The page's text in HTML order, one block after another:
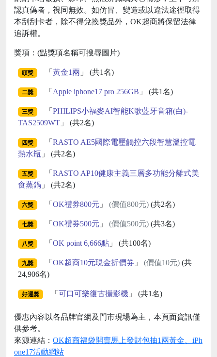
認真偽者，視同無效。如仿冒、變造或以違法途徑取得
本刮刮卡者，除不得兌換獎品外，OK超商將保留法律
追訴權。
獎項：(點獎項名稱可搜尋圖片)
頭獎 「 黃金1兩 」 (共1名)
二獎 「 Apple iphone17 pro 256GB 」 (共1名)
三獎 「 PHILIPS小福麥AI智能K歌藍牙音箱(白)-
TAS2509WT 」 (共2名)
四獎 「 RASTO AE5國際電壓觸控六段智慧溫控電
熱水瓶 」 (共2名)
五獎 「 RASTO AP10健康主義三層多功能分離式美
食蒸鍋 」 (共2名)
六獎 「 OK禮券800元 」 (價值800元)(共2名)
七獎 「 OK禮券500元 」 (價值500元)(共3名)
八獎 「 OK point 6,666點」 (共100名)
九獎 「 OK超商10元現金折價券 」 (價值10元)(共
24,906名)
好運獎 「 可口可樂復古攝影機」 (共1名)
優惠內容以各品牌官網及門市現場為主，本頁面資訊僅
供參考。
來源連結： OK超商福袋開賣馬上發財包抽1兩黃金、iPh
one17活動網站